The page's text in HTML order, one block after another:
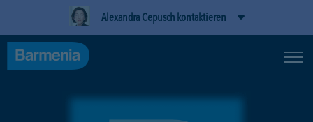
Alexandra Cepusch kontaktieren